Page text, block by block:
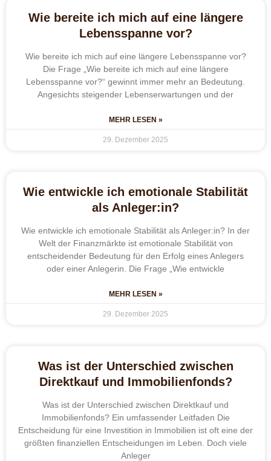
Wie bereite ich mich auf eine längere
Lebensspanne vor?
Wie bereite ich mich auf eine längere Lebensspanne vor?
Die Frage „Wie bereite ich mich auf eine längere
Lebensspanne vor?“ gewinnt immer mehr an Bedeutung.
Angesichts steigender Lebenserwartungen und der
MEHR LESEN »
29. Dezember 2025
Wie entwickle ich emotionale Stabilität
als Anleger:in?
Wie entwickle ich emotionale Stabilität als Anleger:in? In der
Welt der Finanzmärkte ist emotionale Stabilität von
entscheidender Bedeutung für den Erfolg eines Anlegers
oder einer Anlegerin. Die Frage „Wie entwickle
MEHR LESEN »
29. Dezember 2025
Was ist der Unterschied zwischen
Direktkauf und Immobilienfonds?
Was ist der Unterschied zwischen Direktkauf und
Immobilienfonds? Ein umfassender Leitfaden Die
Entscheidung für eine Investition in Immobilien ist oft eine der
größten finanziellen Entscheidungen im Leben. Doch viele
Anleger